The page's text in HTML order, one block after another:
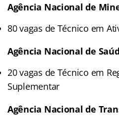
Agência Nacional de
80 vagas de Técnico em
Agência Nacional de
20 vagas de Técnico em
Suplementar
Agência Nacional de